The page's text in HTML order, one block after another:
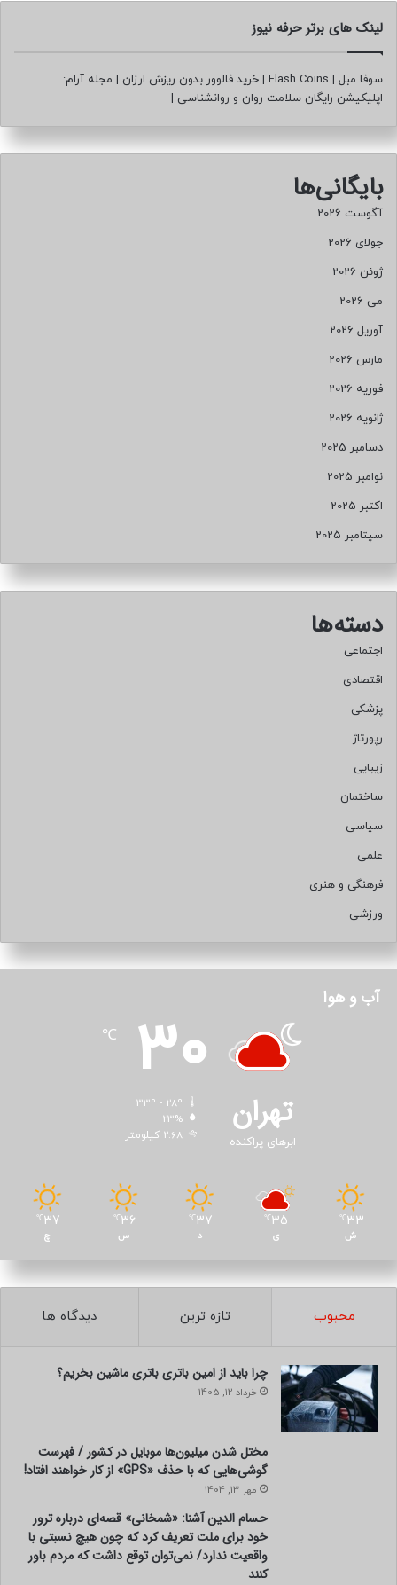
لینک های برتر حرفه نیوز
سوفا مبل |
Flash Coins
| خرید فالوور بدون ریزش ارزان | مجله آرام:
اپلیکیشن رایگان سلامت روان و روانشناسی |
بایگانی‌ها
آگوست 2026
جولای 2026
ژوئن 2026
می 2026
آوریل 2026
مارس 2026
فوریه 2026
ژانویه 2026
دسامبر 2025
نوامبر 2025
اکتبر 2025
سپتامبر 2025
دسته‌ها
اجتماعی
اقتصادی
پزشکی
رپورتاژ
زیبایی
ساختمان
سیاسی
علمی
فرهنگی و هنری
ورزشی
آب و هوا
تهران
ابرهای پراکنده
30
℃
23%
2.68 کیلومتر
33
℃
ش
35
℃
ی
37
℃
د
36
℃
س
37
℃
چ
محبوب تازه ترین دیدگاه ها
چرا باید از امین باتری باتری ماشین بخریم؟
خرداد 12, 1405
مختل شدن میلیون‌ها موبایل در کشور / فهرست
گوشی‌هایی که با حذف «GPS» از کار خواهند افتاد!
مهر 13, 1404
حسام الدین آشنا: «شمخانی» قصه‌ای درباره ترور
خود برای ملت تعریف کرد که چون هیچ نسبتی با
واقعیت ندارد/ نمی‌توان توقع داشت که مردم باور
کنند